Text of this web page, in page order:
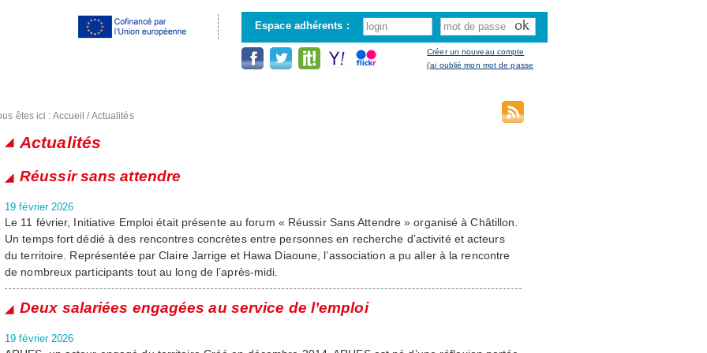
contenu
principal
Espace adhérents :
Créer un nouveau compte
j'ai oublié mon mot de passe
êtes ici : Accueil /Actualités
Actualités
Réussir sans attendre
19 février 2026
Le 11 février, Initiative Emploi était présente au forum « Réussir Sans Attendre » organisé à Châtillon.
Un temps fort dédié à des rencontres concrètes entre personnes en recherche d’activité et acteurs
du territoire. Représentée par Claire Jarrige et Hawa Diaoune, l’association a pu aller à la rencontre
de nombreux participants tout au long de l’après-midi.
Deux salariées engagées au service de l’emploi
19 février 2026
Pages